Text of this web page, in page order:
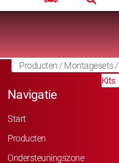
Producten /Montagesets /
Kits
Navigatie
Start
Producten
Ondersteuningszone